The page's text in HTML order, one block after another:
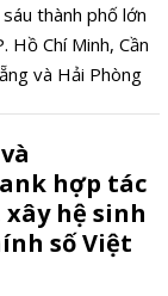
5G chưa khai
thành phố lớn
Hồ Chí Minh, Cần
và Hải Phòng
song để biến
hiện thực, công
minh được
giúp người dân
đường, ngập
hợp tác
hệ sinh
số Việt